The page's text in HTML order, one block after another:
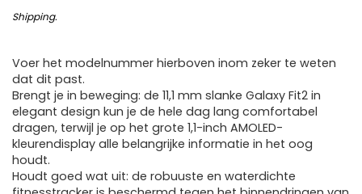
Shipping.
Voer het modelnummer hierboven inom zeker te weten
dat dit past.
Brengt je in beweging: de 11,1 mm slanke Galaxy Fit2 in
elegant design kun je de hele dag lang comfortabel
dragen, terwijl je op het grote 1,1-inch AMOLED-
kleurendisplay alle belangrijke informatie in het oog
houdt.
Houdt goed wat uit: de robuuste en waterdichte